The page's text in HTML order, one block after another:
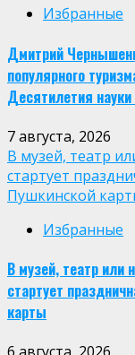
Избранные
Дмитрий
популярного
Десятилетия науки
7 августа, 2026
В музей, театр
стартует
Пушкинской
Избранные
В музей, театр или
стартует
карты